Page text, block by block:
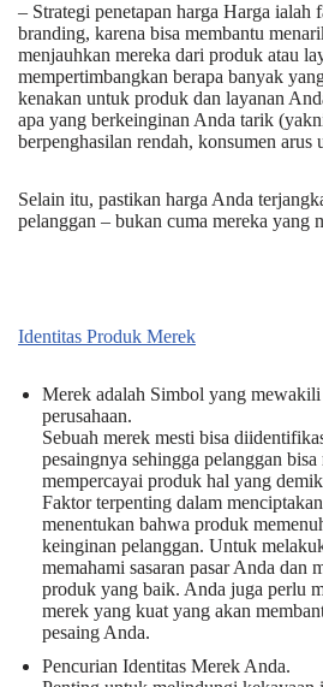
– Strategi penetapan harga Harga ialah
branding, karena bisa membantu
menjauhkan mereka dari produk atau
mempertimbangkan berapa banyak
kenakan untuk produk dan layanan
apa yang berkeinginan Anda tarik
berpenghasilan rendah, konsumen arus
Selain itu, pastikan harga Anda
pelanggan – bukan cuma mereka yang
Identitas Produk Merek
Merek adalah Simbol yang
perusahaan.
Sebuah merek mesti bisa
pesaingnya sehingga pelanggan
mempercayai produk hal yang
Faktor terpenting dalam
menentukan bahwa produk
keinginan pelanggan. Untuk
memahami sasaran pasar Anda dan
produk yang baik. Anda juga perlu
merek yang kuat yang akan
pesaing Anda.
Pencurian Identitas Merek Anda.